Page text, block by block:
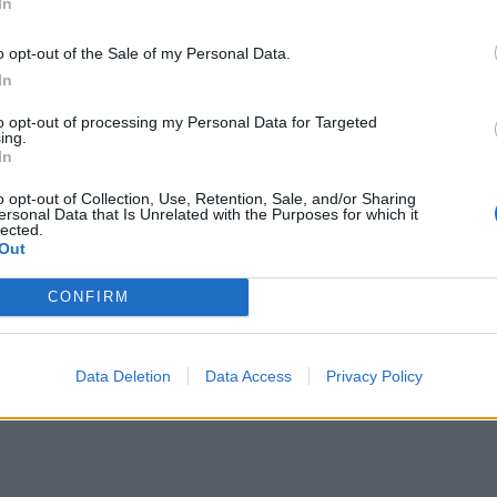
opt-out of the Sale of my Personal Data.
opt-out of processing my Personal Data for Targeted
opt-out of Collection, Use, Retention, Sale, and/or Sharing
Data that Is Unrelated with the Purposes for which it
CONFIRM
Data Deletion Data Access Privacy Policy
2023
Δεμερτζής: Είμαι εδώ για να
στη λύση των προβλημάτων